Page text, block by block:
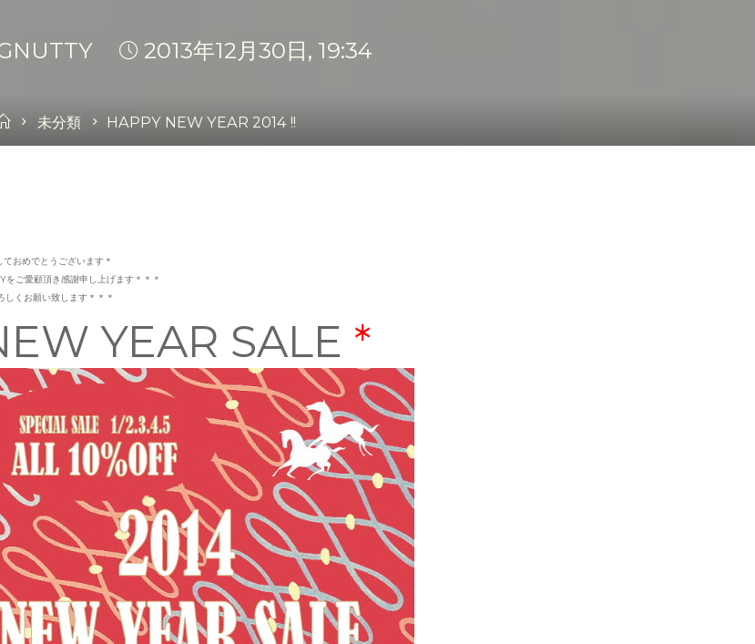
2013年12月30日, 19:34
Home
未分類 HAPPY NEW YEAR 2014 !!
おめでとうございます＊
をご愛顧頂き感謝申し上げます＊＊＊
しくお願い致します＊＊＊
YEAR SALE *